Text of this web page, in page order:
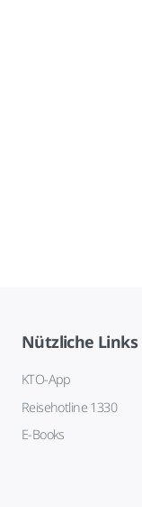
Nützliche Links
KTO-App
Reisehotline 1330
E-Books